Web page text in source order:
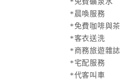
*晨喚服務
*免費咖啡與茶
*客衣送洗
*商務旅遊雜誌
*宅配服務
*代客叫車